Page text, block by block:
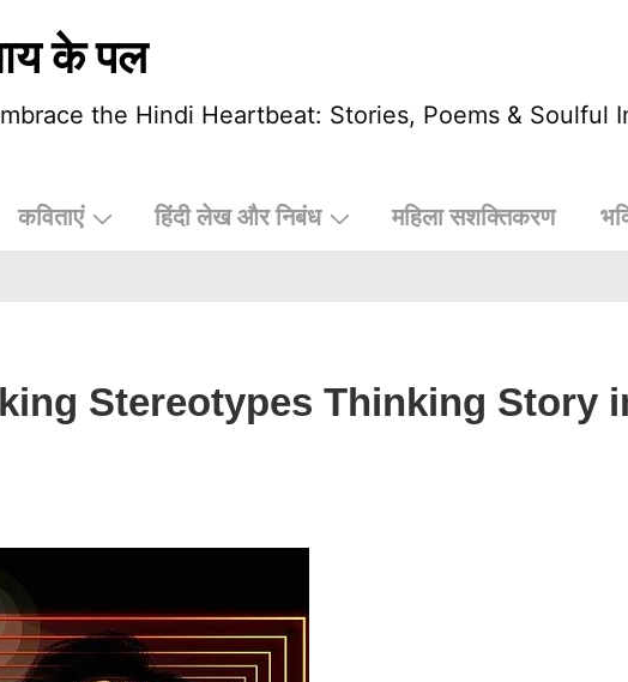
के पल
the Hindi Heartbeat: Stories, Poems & Soulful
कविताएं हिंदी लेख और निबंध महिला सशक्तिकरण
Stereotypes Thinking Story